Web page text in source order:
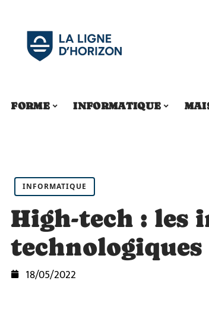
FORME INFORMATIQUE
INFORMATIQUE
High-tech : les
18/05/2022